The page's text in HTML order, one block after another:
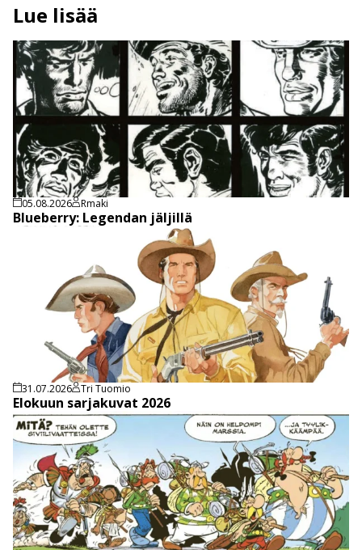
Lue lisää
05.08.2026 Rmaki
Blueberry: Legendan jäljillä
31.07.2026 Tri Tuomio
Elokuun sarjakuvat 2026